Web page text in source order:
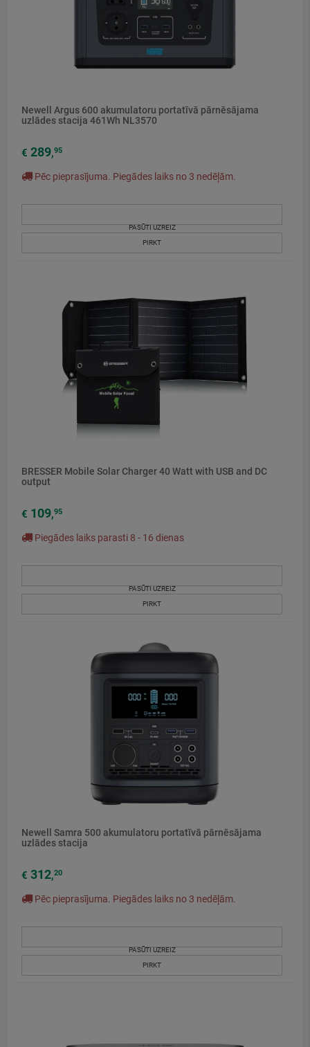
Newell Argus 600 akumulatoru portatīvā pārnēsājama
uzlādes stacija 461Wh NL3570
€ 289,95
Pēc pieprasījuma. Piegādes laiks no 3 nedēļām.
PASŪTI UZREIZ
PIRKT
BRESSER Mobile Solar Charger 40 Watt with USB and DC
output
€ 109,95
Piegādes laiks parasti 8 - 16 dienas
PASŪTI UZREIZ
PIRKT
Newell Samra 500 akumulatoru portatīvā pārnēsājama
uzlādes stacija
€ 312,20
Pēc pieprasījuma. Piegādes laiks no 3 nedēļām.
PASŪTI UZREIZ
PIRKT